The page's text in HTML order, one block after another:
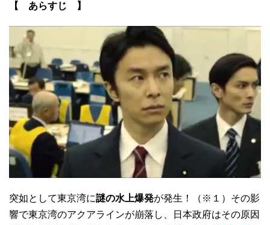
【 あらすじ 】
突如として東京湾に謎の水上爆発が発生！（※１）その影
響で東京湾のアクアラインが崩落し、日本政府はその原因